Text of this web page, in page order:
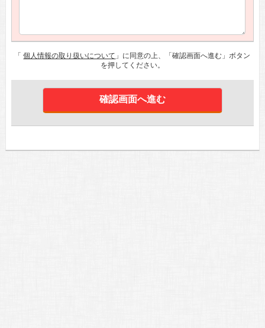
「個人情報の取り扱いについて 」に同意の上、「確認画面へ進む」ボタン
を押してください。